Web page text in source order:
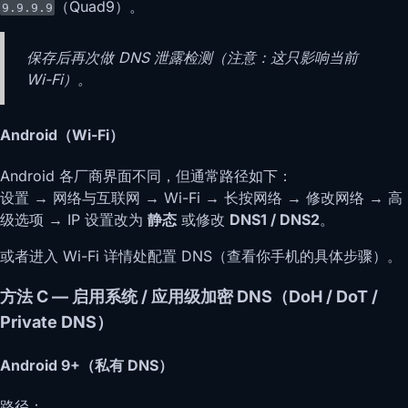
9.9.9.9 （Quad9）。
保存后再次做 DNS 泄露检测（注意：这只影响当前
Wi-Fi）。
Android（Wi-Fi）
Android 各厂商界面不同，但通常路径如下：
设置 → 网络与互联网 → Wi-Fi → 长按网络 → 修改网络 → 高
级选项 → IP 设置改为 静态 或修改 DNS1 / DNS2。
或者进入 Wi-Fi 详情处配置 DNS（查看你手机的具体步骤）。
方法 C — 启用系统 / 应用级加密 DNS（DoH / DoT /
Private DNS）
Android 9+（私有 DNS）